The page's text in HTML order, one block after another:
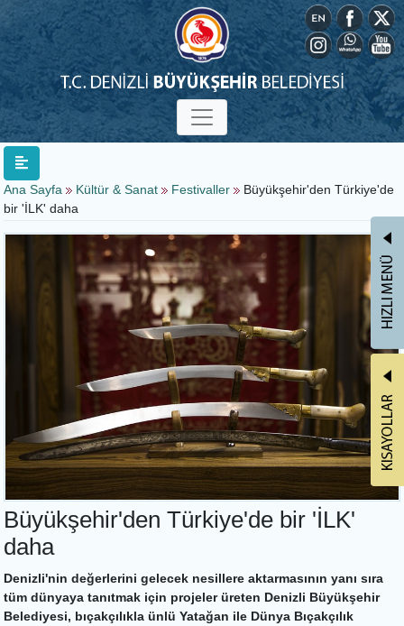
Ana Sayfa Kültür & Sanat Festivaller
Büyükşehir'den Türkiye'de
bir 'İLK' daha
Büyükşehir'den Türkiye'de bir 'İLK'
daha
Denizli'nin değerlerini gelecek nesillere aktarmasının yanı sıra
tüm dünyaya tanıtmak için projeler üreten Denizli Büyükşehir
Belediyesi, bıçakçılıkla ünlü Yatağan ile Dünya Bıçakçılık